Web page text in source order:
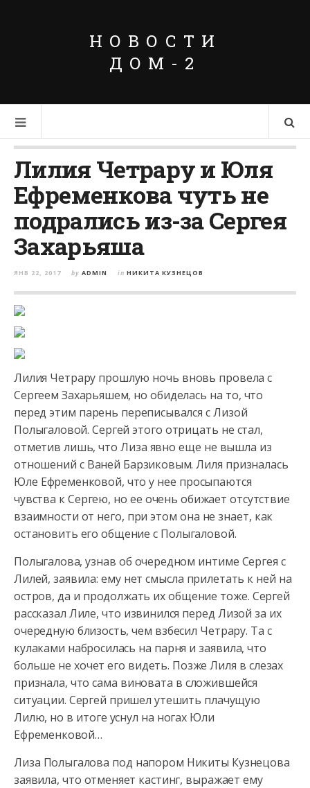
НОВОСТИ
ДОМ-2
Лилия Четрару и Юля
Ефременкова чуть не
подрались из-за Сергея
Захарьяша
ЯНВ 22, 2017 by ADMIN in НИКИТА КУЗНЕЦОВ
Лилия Четрару прошлую ночь вновь провела с
Сергеем Захарьяшем, но обиделась на то, что
перед этим парень переписывался с Лизой
Полыгаловой. Сергей этого отрицать не стал,
отметив лишь, что Лиза явно еще не вышла из
отношений с Ваней Барзиковым. Лиля призналась
Юле Ефременковой, что у нее просыпаются
чувства к Сергею, но ее очень обижает отсутствие
взаимности от него, при этом она не знает, как
остановить его общение с Полыгаловой.
Полыгалова, узнав об очередном интиме Сергея с
Лилей, заявила: ему нет смысла прилетать к ней на
остров, да и продолжать их общение тоже. Сергей
рассказал Лиле, что извинился перед Лизой за их
очередную близость, чем взбесил Четрару. Та с
кулаками набросилась на парня и заявила, что
больше не хочет его видеть. Позже Лиля в слезах
признала, что сама виновата в сложившейся
ситуации. Сергей пришел утешить плачущую
Лилю, но в итоге уснул на ногах Юли
Ефременковой…
Лиза Полыгалова под напором Никиты Кузнецова
заявила, что отменяет кастинг, выражает ему